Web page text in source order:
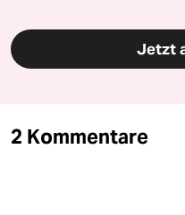
Jetzt
2 Kommentare